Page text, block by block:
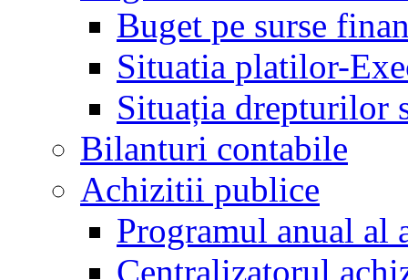
Buget pe surse
Situatia platilor-
Situația drepturilor
Bilanturi contabile
Achizitii publice
Programul anual
Centralizatorul